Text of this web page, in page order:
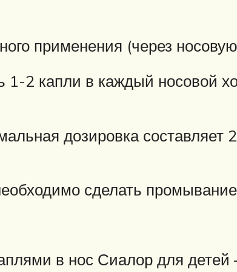
применения (через
1-2 капли в каждый носовой
дозировка составляет
сделать
в нос Сиалор для